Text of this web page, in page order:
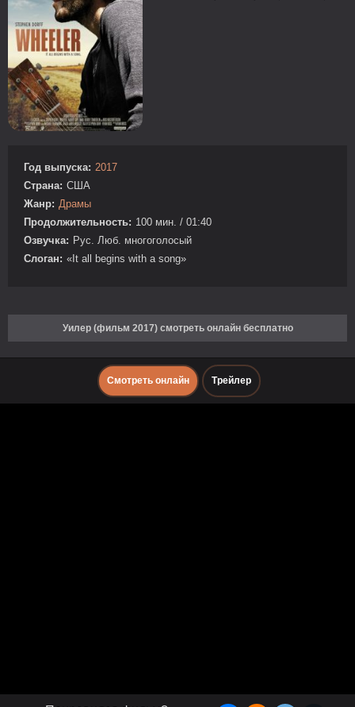
Год выпуска: 2017
Страна: США
Жанр: Драмы
Продолжительность: 100 мин. / 01:40
Озвучка: Рус. Люб. многоголосый
Слоган: «It all begins with a song»
Уилер (фильм 2017) смотреть онлайн бесплатно
Смотреть онлайн Трейлер